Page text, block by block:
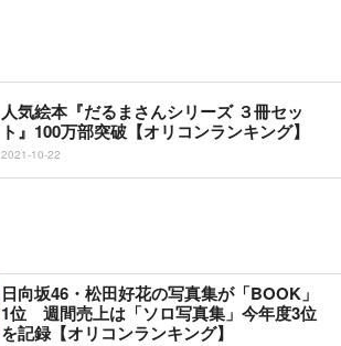
人気絵本『だるまさんシリーズ ３冊セッ
ト』100万部突破【オリコンランキング】
2021-10-22
日向坂46・松田好花の写真集が「BOOK」
1位 週間売上は「ソロ写真集」今年度3位
を記録【オリコンランキング】